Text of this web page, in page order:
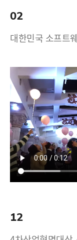
02
대한민국 소프트
17
12